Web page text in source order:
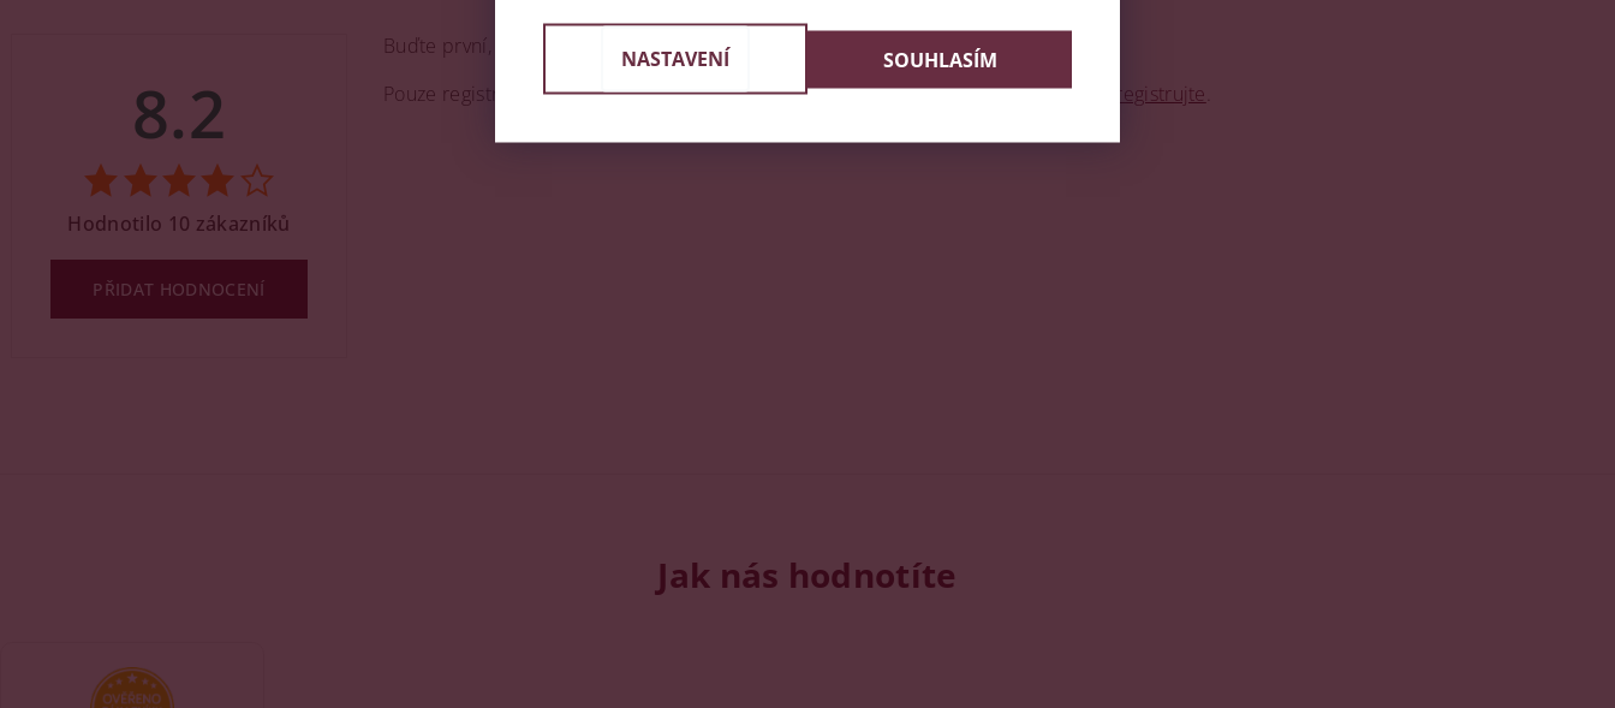
Buďte první, kdo napíše příspěvek k této položce.
Pouze registrovaní uživatelé mohou vkládat příspěvky. Prosímpřihlaste senebo se registrujte
8.2
Hodnotilo 10 zákazníků
PŘIDAT HODNOCENÍ
Jak nás hodnotíte
NASTAVENÍ SOUHLASÍM